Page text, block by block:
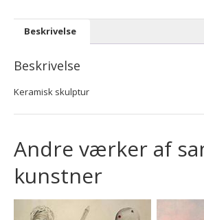
Beskrivelse
Beskrivelse
Keramisk skulptur
Andre værker af
kunstner